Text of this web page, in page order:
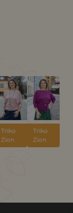
Triko
Zion
"Pink
Triko
Zion
"Lava"